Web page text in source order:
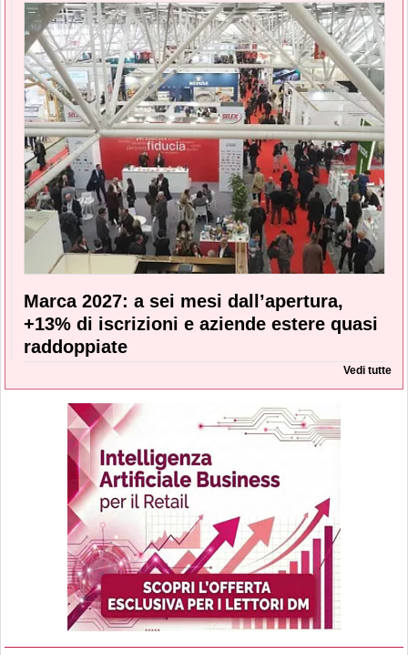
Marca 2027: a sei mesi dall’apertura,
+13% di iscrizioni e aziende estere quasi
raddoppiate
Vedi tutte